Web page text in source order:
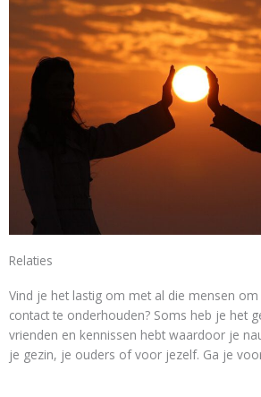
Relaties
Vind je het lastig om met al die mensen
contact te onderhouden? Soms heb je het
vrienden en kennissen hebt waardoor je
je gezin, je ouders of voor jezelf. Ga je